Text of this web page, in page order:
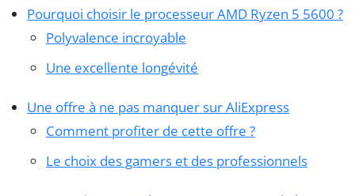
Pourquoi choisir le processeur AMD Ryzen 5 5600 ?
Polyvalence incroyable
Une excellente longévité
Une offre à ne pas manquer sur AliExpress
Comment profiter de cette offre ?
Le choix des gamers et des professionnels